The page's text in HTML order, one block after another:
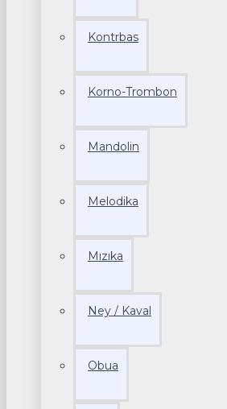
Kontrbas
Korno-Trombon
Mandolin
Melodika
Mızıka
Ney / Kaval
Obua